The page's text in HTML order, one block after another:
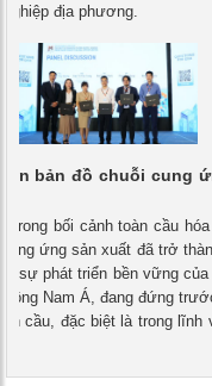
nghiệp địa phương.
bản đồ chuỗi cung
Trong bối cảnh toàn cầu
ứng sản xuất đã trở
sự phát triển bền vững
Nam Á, đang đứng
cầu, đặc biệt là trong lĩnh